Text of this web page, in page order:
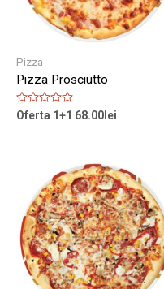
Pizza
Pizza Prosciutto
Rated
Oferta 1+1 68.00lei